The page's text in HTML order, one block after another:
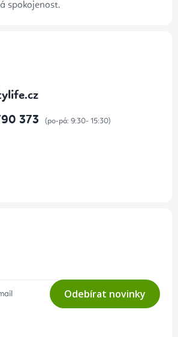
spokojenost.
373
Odebírat novinky